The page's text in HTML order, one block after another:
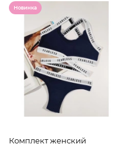
Новинка
Комплект женский